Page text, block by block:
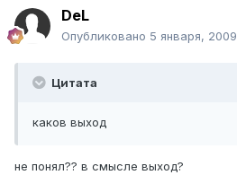
DeL
Опубликовано 5 января, 2009
Цитата
каков выход
не понял?? в смысле выход?